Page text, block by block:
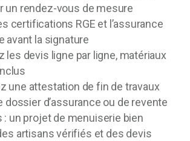
un rendez-vous de mesure
certifications RGE et l’assurance
avant la signature
les devis ligne par ligne, matériaux
une attestation de fin de travaux
dossier d’assurance ou de revente
: un projet de menuiserie bien
artisans vérifiés et des devis